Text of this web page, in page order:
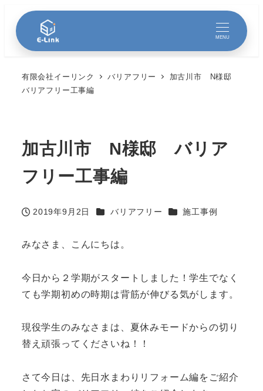
MENU
有限会社イーリンク バリアフリー
加古川市 N様邸
バリアフリー工事編
加古川市 N様邸 バリア
フリー工事編
投稿日
2019年9月2日 カテゴリー
バリアフリー カテゴリー
施工事例
みなさま、こんにちは。
今日から２学期がスタートしました！学生でなく
ても学期初めの時期は背筋が伸びる気がします。
現役学生のみなさまは、夏休みモードからの切り
替え頑張ってくださいね！！
さて今日は、先日水まわりリフォーム編をご紹介